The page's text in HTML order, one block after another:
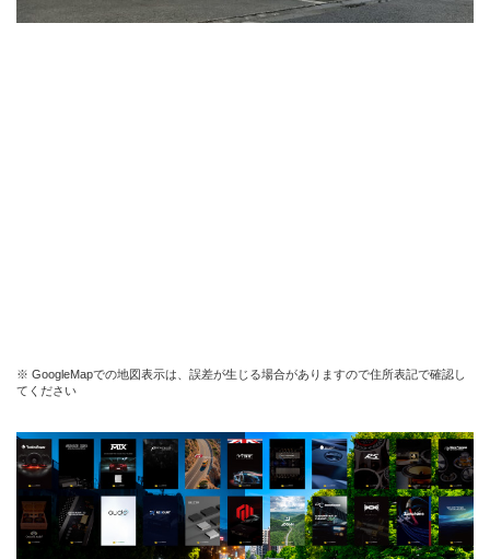
※ GoogleMapでの地図表示は、誤差が生じる場合がありますので住所表記で確認し
てください